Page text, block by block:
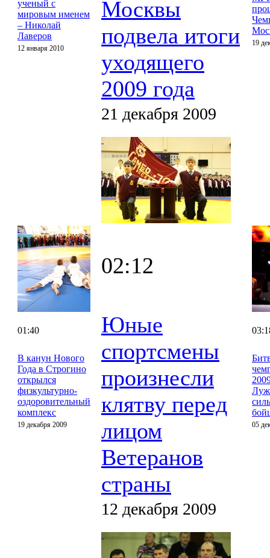
ученый с
мировым именем
– Николай
Лаверов
12 января 2010
Москвы
подвела итоги
уходящего
2009 года
21 декабря 2009
19
01:40
В канун Нового
Года в Строгино
открылся
физкультурно-
оздоровительный
комплекс
19 декабря 2009
02:12
Юные
спортсмены
произнесли
клятву перед
лицом
Ветеранов
страны
12 декабря 2009
05